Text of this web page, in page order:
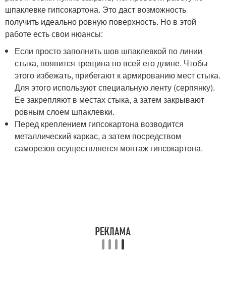
шпаклевке гипсокартона. Это даст возможность
получить идеально ровную поверхность. Но в этой
работе есть свои нюансы:
Если просто заполнить шов шпаклевкой по линии
стыка, появится трещина по всей его длине. Чтобы
этого избежать, прибегают к армированию мест стыка.
Для этого используют специальную ленту (серпянку).
Ее закрепляют в местах стыка, а затем закрывают
ровным слоем шпаклевки.
Перед креплением гипсокартона возводится
металлический каркас, а затем посредством
саморезов осуществляется монтаж гипсокартона.